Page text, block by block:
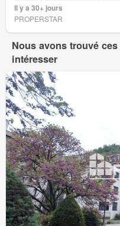
Il y a 30+ jours
PROPERSTAR
Nous avons trouvé
intéresser